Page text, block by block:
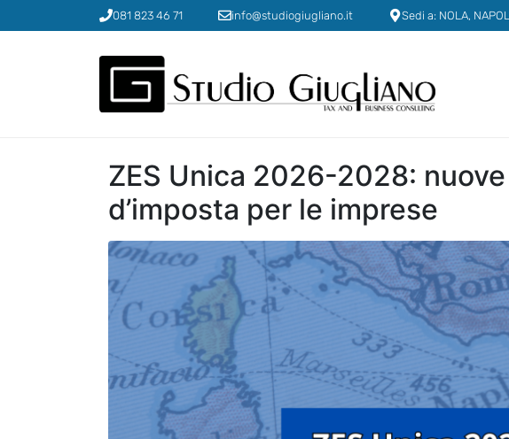
081 823 46 71 info@studiogiugliano.it Sedi a: NOLA,
ZES Unica 2026-2028:
d’imposta per le imprese